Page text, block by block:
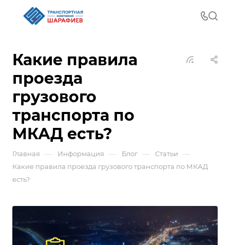
Какие правила
проезда
грузового
транспорта по
МКАД есть?
Главная — Информация — Блог — Статьи —
Какие правила проезда грузового транспорта по МКАД
есть?